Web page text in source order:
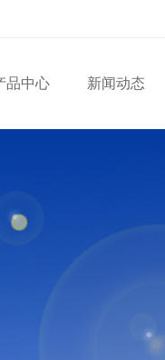
品中心 新闻动态